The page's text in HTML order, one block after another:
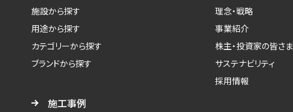
施設から探す
用途から探す
カテゴリーから探す
ブランドから探す
施工事例
理念・戦略
事業紹介
株主・投資家の皆さま
サステナビリティ
採用情報